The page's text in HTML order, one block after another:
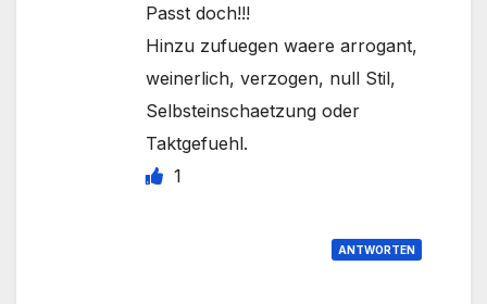
Passt doch!!!
Hinzu zufuegen waere arrogant,
weinerlich, verzogen, null Stil,
Selbsteinschaetzung oder
Taktgefuehl.
1
ANTWORTEN